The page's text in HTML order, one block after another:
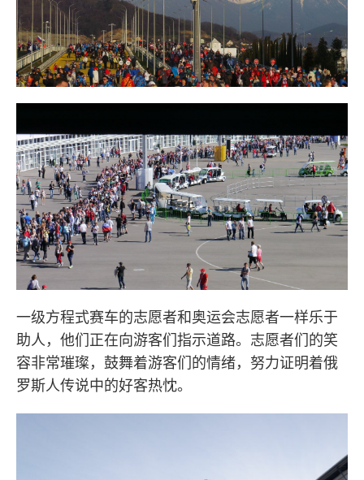
一级方程式赛车的志愿者和奥运会志愿者一样乐于
助人，他们正在向游客们指示道路。志愿者们的笑
容非常璀璨，鼓舞着游客们的情绪，努力证明着俄
罗斯人传说中的好客热忱。